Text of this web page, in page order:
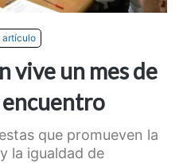
artículo
vive un mes de
encuentro
que promueven la
la igualdad de